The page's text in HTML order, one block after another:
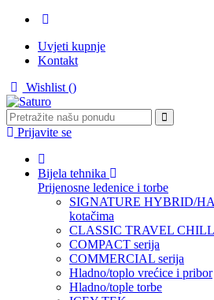
Uvjeti kupnje
Kontakt
Wishlist ()
Prijavite se
Bijela tehnika
Prijenosne ledenice i torbe
SIGNATURE HYBRID/
kotačima
CLASSIC TRAVEL CHILL
COMPACT serija
COMMERCIAL serija
Hladno/toplo vrećice i pribor
Hladno/tople torbe